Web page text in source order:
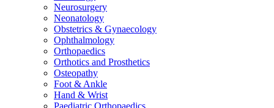
Neurosurgery
Neonatology
Obstetrics & Gynaecology
Ophthalmology
Orthopaedics
Orthotics and Prosthetics
Osteopathy
Foot & Ankle
Hand & Wrist
Paediatric Orthopaedics